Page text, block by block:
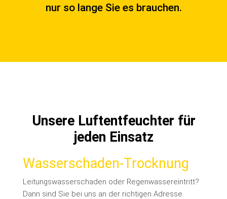
nur so lange Sie es brauchen.
Unsere Luftentfeuchter für
jeden Einsatz
Wasserschaden-Trocknung
Leitungswasserschaden oder Regenwassereintritt?
Dann sind Sie bei uns an der richtigen Adresse.